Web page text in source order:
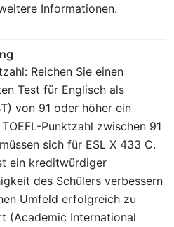
Informationen.
Reichen Sie einen
Test für Englisch als
von 91 oder höher ein
Punktzahl zwischen 91
sich für ESL X 433 C.
ein kreditwürdiger
des Schülers verbessern
Umfeld erfolgreich zu
(Academic International